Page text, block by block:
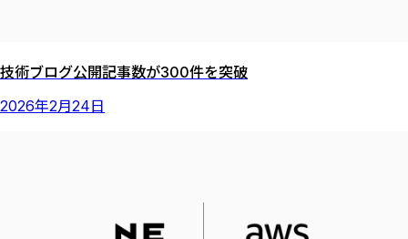
技術ブログ公開記事数が300件を突破
2026年2月24日